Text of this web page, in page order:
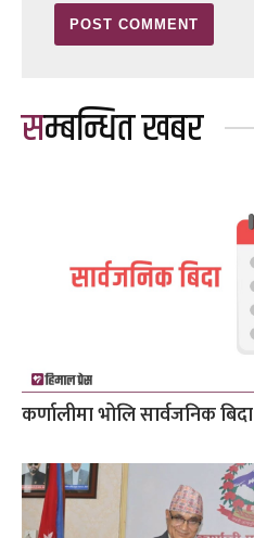
सम्बन्धित खबर
कर्णालीमा भोलि सार्वजनिक बिदा